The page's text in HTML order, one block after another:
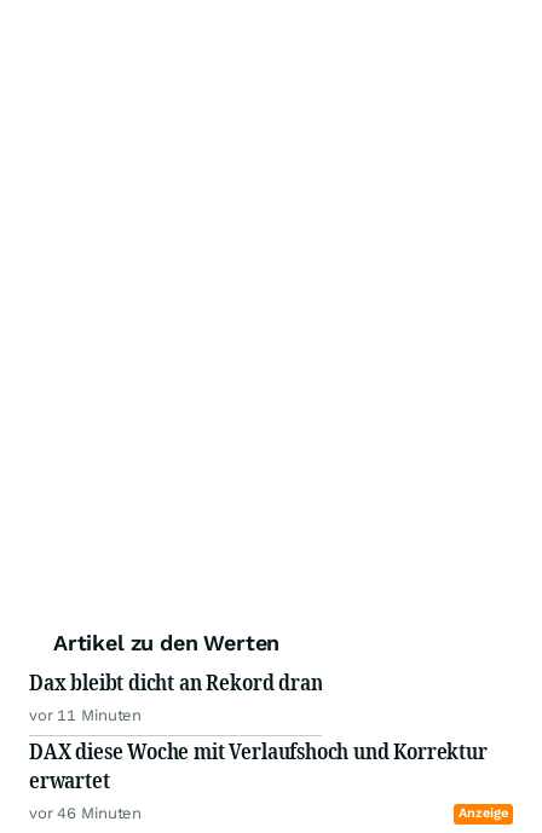
Artikel zu den Werten
Dax bleibt dicht an Rekord dran
vor 11 Minuten
DAX diese Woche mit Verlaufshoch und Korrektur
erwartet
vor 46 Minuten Anzeige